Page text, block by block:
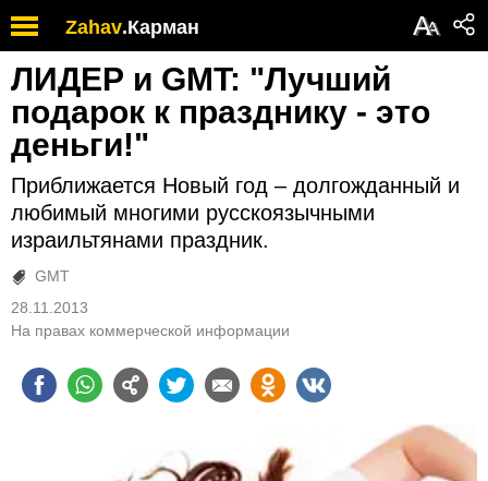
Zahav.Карман АА
ЛИДЕР и GMT: "Лучший
подарок к празднику - это
деньги!"
Приближается Новый год – долгожданный и
любимый многими русскоязычными
израильтянами праздник.
GMT
28.11.2013
На правах коммерческой информации